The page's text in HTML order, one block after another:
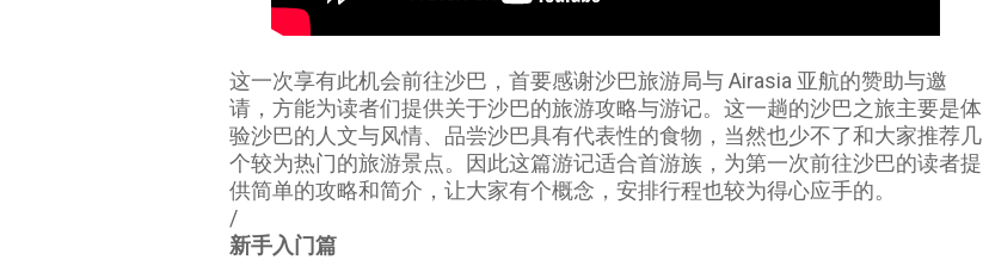
这一次享有此机会前往沙巴，首要感谢沙巴旅游局与 Airasia 亚航的赞助与邀
请，方能为读者们提供关于沙巴的旅游攻略与游记。这一趟的沙巴之旅主要是体
验沙巴的人文与风情、品尝沙巴具有代表性的食物，当然也少不了和大家推荐几
个较为热门的旅游景点。因此这篇游记适合首游族，为第一次前往沙巴的读者提
供简单的攻略和简介，让大家有个概念，安排行程也较为得心应手的。
/
新手入门篇